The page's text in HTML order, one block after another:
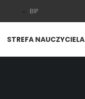
BIP
STREFA NAUCZYCIELA